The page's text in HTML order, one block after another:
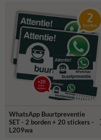
WhatsApp Buurtpreventie
SET - 2 borden + 20 stickers -
L209wa